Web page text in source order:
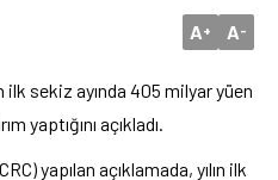
A+ A-
ilk sekiz ayında 405 milyar yüen
yaptığını açıkladı.
yapılan açıklamada, yılın ilk